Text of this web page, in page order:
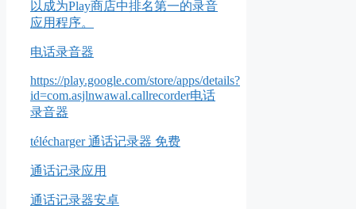
以成为Play商店中排名第一的录音
应用程序。
电话录音器
https://play.google.com/store/apps/details?
id=com.asjlnwawal.callrecorder电话
录音器
télécharger 通话记录器 免费
通话记录应用
通话记录器安卓